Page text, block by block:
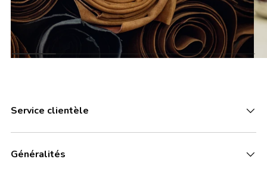
Service clientèle
Généralités